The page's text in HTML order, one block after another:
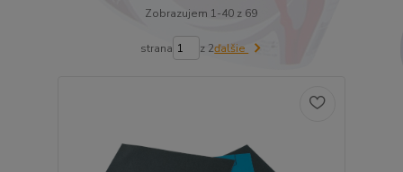
Zobrazujem 1-40 z 69
strana z 2ďalšie